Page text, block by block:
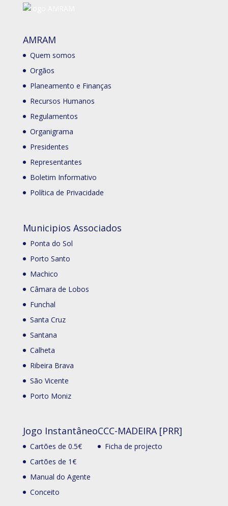
AMRAM
Quem somos
Orgãos
Planeamento e Finanças
Recursos Humanos
Regulamentos
Organigrama
Presidentes
Representantes
Boletim Informativo
Política de Privacidade
Municipios Associados
Ponta do Sol
Porto Santo
Machico
Câmara de Lobos
Funchal
Santa Cruz
Santana
Calheta
Ribeira Brava
São Vicente
Porto Moniz
Jogo Instantâneo
Cartões de 0.5€
Cartões de 1€
Manual do Agente
Conceito
CCC-MADEIRA [PRR]
Ficha de projecto